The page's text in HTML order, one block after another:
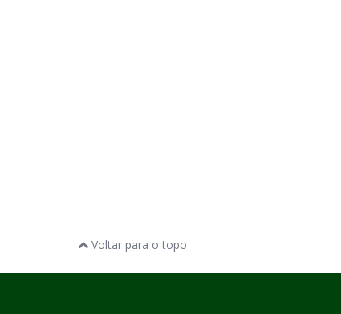
Voltar para o topo